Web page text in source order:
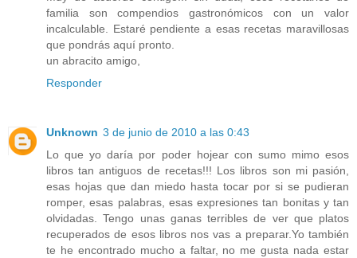
familia son compendios gastronómicos con un valor
incalculable. Estaré pendiente a esas recetas maravillosas
que pondrás aquí pronto.
un abracito amigo,
Responder
Unknown 3 de junio de 2010 a las 0:43
Lo que yo daría por poder hojear con sumo mimo esos
libros tan antiguos de recetas!!! Los libros son mi pasión,
esas hojas que dan miedo hasta tocar por si se pudieran
romper, esas palabras, esas expresiones tan bonitas y tan
olvidadas. Tengo unas ganas terribles de ver que platos
recuperados de esos libros nos vas a preparar.Yo también
te he encontrado mucho a faltar, no me gusta nada estar